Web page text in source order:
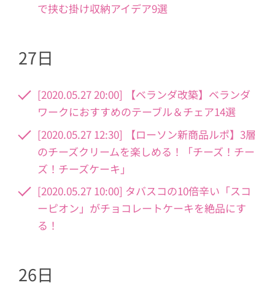
で挟む掛け収納アイデア9選
27日
[2020.05.27 20:00] 【ベランダ改築】ベランダ
ワークにおすすめのテーブル＆チェア14選
[2020.05.27 12:30] 【ローソン新商品ルポ】3層
のチーズクリームを楽しめる！「チーズ！チー
ズ！チーズケーキ」
[2020.05.27 10:00] タバスコの10倍辛い「スコ
ーピオン」がチョコレートケーキを絶品にす
る！
26日